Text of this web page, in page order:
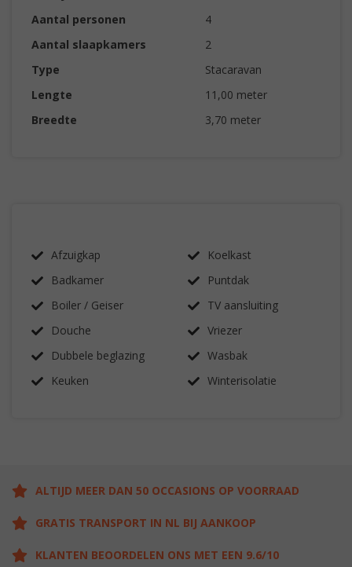
Aantal personen
4
Aantal slaapkamers
2
Type
Stacaravan
Lengte
11,00 meter
Breedte
3,70 meter
Afzuigkap
Badkamer
Boiler / Geiser
Douche
Dubbele beglazing
Keuken
Koelkast
Puntdak
TV aansluiting
Vriezer
Wasbak
Winterisolatie
ALTIJD MEER DAN 50 OCCASIONS OP VOORRAAD
GRATIS TRANSPORT IN NL BIJ AANKOOP
KLANTEN BEOORDELEN ONS MET EEN 9.6/10